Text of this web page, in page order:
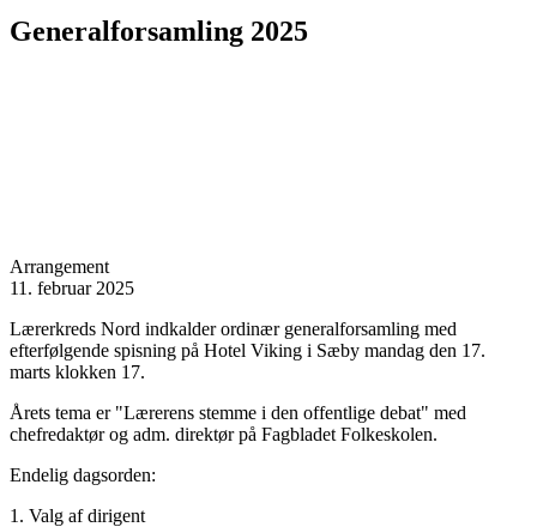
Generalforsamling 2025
Arrangement
11. februar 2025
Lærerkreds Nord indkalder ordinær generalforsamling med
efterfølgende spisning på Hotel Viking i Sæby mandag den 17.
marts klokken 17.
Årets tema er "Lærerens stemme i den offentlige debat" med
chefredaktør og adm. direktør på Fagbladet Folkeskolen.
Endelig dagsorden:
1. Valg af dirigent